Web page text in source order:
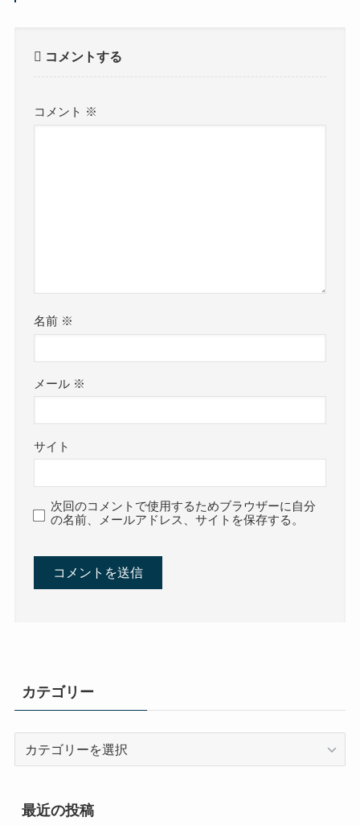
コメントする
コメント ※
名前 ※
メール ※
サイト
次回のコメントで使用するためブラウザーに自分
の名前、メールアドレス、サイトを保存する。
カテゴリー
リ
最近の投稿